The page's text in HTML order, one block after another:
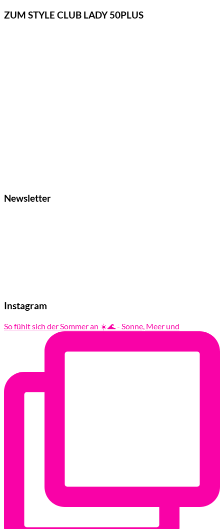
ZUM STYLE CLUB LADY 50PLUS
Newsletter
Instagram
So fühlt sich der Sommer an ☀️🌊 - Sonne, Meer und